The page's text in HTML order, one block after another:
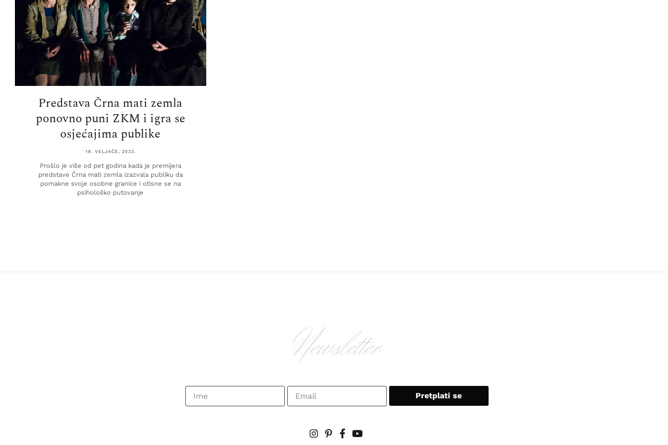
Predstava Črna mati zemla
ponovno puni ZKM i igra se
osjećajima publike
19. VELJAČE, 2023.
Prošlo je više od pet godina kada je premijera
predstave Črna mati zemla izazvala publiku da
pomakne svoje osobne granice i otisne se na
psihološko putovanje
Newsletter